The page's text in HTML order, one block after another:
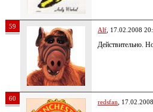
59 Alf , 17.02.2008
Действительно.
60 redsfan ,